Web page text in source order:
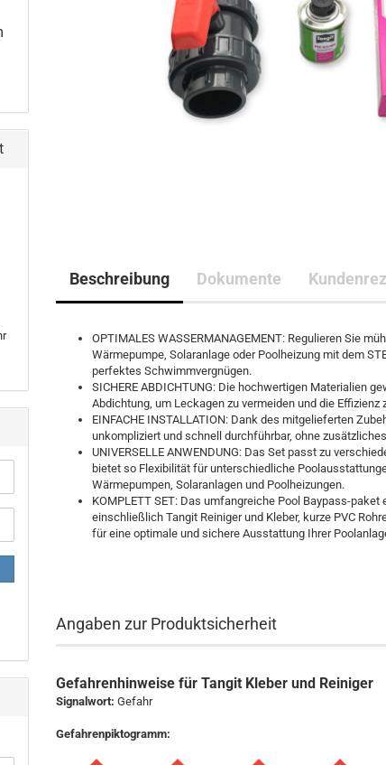
Beschreibung Dokumente
OPTIMALES WASSERMANAGEMENT: Regulieren Sie
Wärmepumpe, Solaranlage oder Poolheizung mit dem
perfektes Schwimmvergnügen.
SICHERE ABDICHTUNG: Die hochwertigen Materialien
Abdichtung, um Leckagen zu vermeiden und die Effizienz
EINFACHE INSTALLATION: Dank des mitgelieferten
unkompliziert und schnell durchführbar, ohne
UNIVERSELLE ANWENDUNG: Das Set passt zu
bietet so Flexibilität für unterschiedliche
Wärmepumpen, Solaranlagen und Poolheizungen.
KOMPLETT SET: Das umfangreiche Pool Baypass-
einschließlich Tangit Reiniger und Kleber, kurze PVC
für eine optimale und sichere Ausstattung Ihrer
Angaben zur Produktsicherheit
Gefahrenhinweise für Tangit Kleber und Reiniger
Signalwort: Gefahr
Gefahrenpiktogramm: